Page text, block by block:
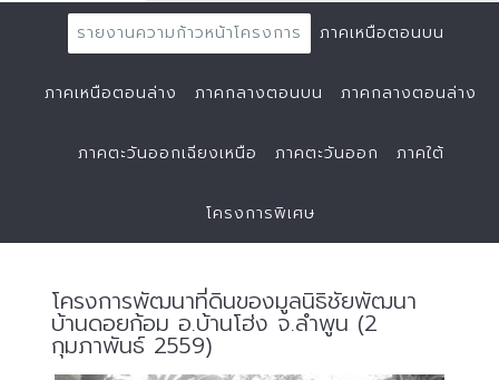
รายงานความก้าวหน้าโครงการ ภาคเหนือตอนบน
ภาคเหนือตอนล่าง ภาคกลางตอนบน ภาคกลางตอนล่าง
ภาคตะวันออกเฉียงเหนือ ภาคตะวันออก ภาคใต้
โครงการพิเศษ
โครงการพัฒนาที่ดินของมูลนิธิชัยพัฒนา
บ้านดอยก้อม อ.บ้านโฮ่ง จ.ลำพูน (2
กุมภาพันธ์ 2559)